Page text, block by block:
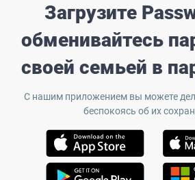
Загрузите
обменивайтесь
своей семьей в
С нашим приложением вы можете
беспокоясь об их